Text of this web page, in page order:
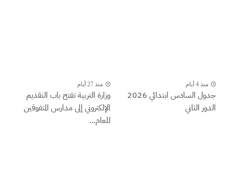
منذ 4 أيام
جدول السادس ابتدائي 2026
الدور الثاني
منذ 27 أيام
وزارة التربية تفتح باب التقديم
الإلكتروني إلى مدارس المتفوقين
للعام...